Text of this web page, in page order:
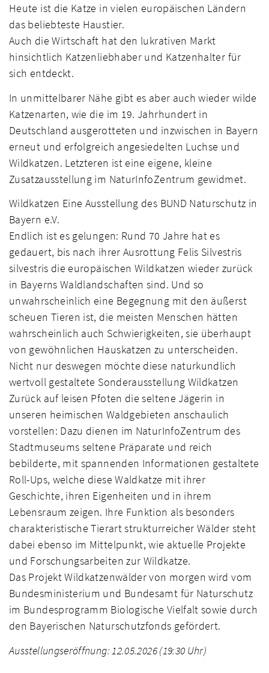
Heute ist die Katze in vielen europäischen Ländern
das beliebteste Haustier.
Auch die Wirtschaft hat den lukrativen Markt
hinsichtlich Katzenliebhaber und Katzenhalter für
sich entdeckt.
In unmittelbarer Nähe gibt es aber auch wieder wilde
Katzenarten, wie die im 19. Jahrhundert in
Deutschland ausgerotteten und inzwischen in Bayern
erneut und erfolgreich angesiedelten Luchse und
Wildkatzen. Letzteren ist eine eigene, kleine
Zusatzausstellung im NaturInfoZentrum gewidmet.
Wildkatzen Eine Ausstellung des BUND Naturschutz in
Bayern e.V.
Endlich ist es gelungen: Rund 70 Jahre hat es
gedauert, bis nach ihrer Ausrottung Felis Silvestris
silvestris die europäischen Wildkatzen wieder zurück
in Bayerns Waldlandschaften sind. Und so
unwahrscheinlich eine Begegnung mit den äußerst
scheuen Tieren ist, die meisten Menschen hätten
wahrscheinlich auch Schwierigkeiten, sie überhaupt
von gewöhnlichen Hauskatzen zu unterscheiden.
Nicht nur deswegen möchte diese naturkundlich
wertvoll gestaltete Sonderausstellung Wildkatzen
Zurück auf leisen Pfoten die seltene Jägerin in
unseren heimischen Waldgebieten anschaulich
vorstellen: Dazu dienen im NaturInfoZentrum des
Stadtmuseums seltene Präparate und reich
bebilderte, mit spannenden Informationen gestaltete
Roll-Ups, welche diese Waldkatze mit ihrer
Geschichte, ihren Eigenheiten und in ihrem
Lebensraum zeigen. Ihre Funktion als besonders
charakteristische Tierart strukturreicher Wälder steht
dabei ebenso im Mittelpunkt, wie aktuelle Projekte
und Forschungsarbeiten zur Wildkatze.
Das Projekt Wildkatzenwälder von morgen wird vom
Bundesministerium und Bundesamt für Naturschutz
im Bundesprogramm Biologische Vielfalt sowie durch
den Bayerischen Naturschutzfonds gefördert.
Ausstellungseröffnung: 12.05.2026 (19:30 Uhr)